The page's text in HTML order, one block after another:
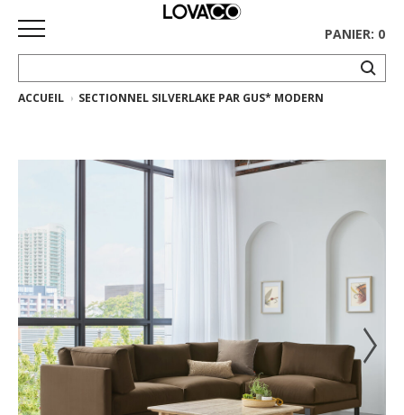
ACCUEIL
Collection
Ethnicraft
Collection
Gus*
Tapis
PANIER: 0
ACCUEIL SECTIONNEL SILVERLAKE PAR GUS* MODERN